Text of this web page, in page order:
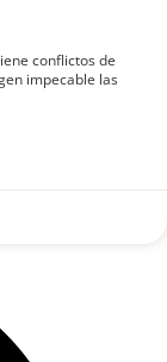
conflictos de
impecable las